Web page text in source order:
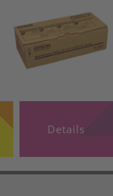
Details